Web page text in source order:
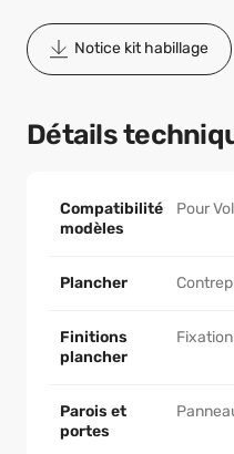
Notice kit habillage
Détails
Compatibilité
modèles
Pour
Plancher
Finitions
plancher
Parois et
portes